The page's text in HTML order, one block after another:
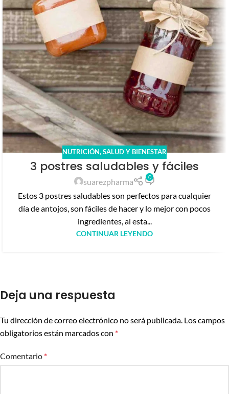
NUTRICIÓN,SALUD Y BIENESTAR
3 postres saludables y fáciles
suarezpharma 0
Estos 3 postres saludables son perfectos para cualquier
día de antojos, son fáciles de hacer y lo mejor con pocos
ingredientes, al esta...
CONTINUAR LEYENDO
Deja una respuesta
Tu dirección de correo electrónico no será publicada. Los campos
obligatorios están marcados con *
Comentario *